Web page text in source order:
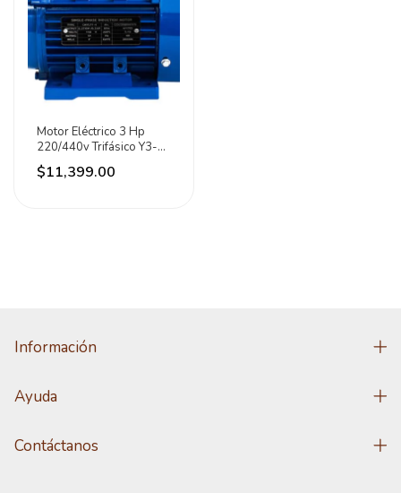
Motor Eléctrico 3 Hp
220/440v Trifásico Y3-
100-4-2.2 Mpower
$11,399.00
Información
Ayuda
Contáctanos